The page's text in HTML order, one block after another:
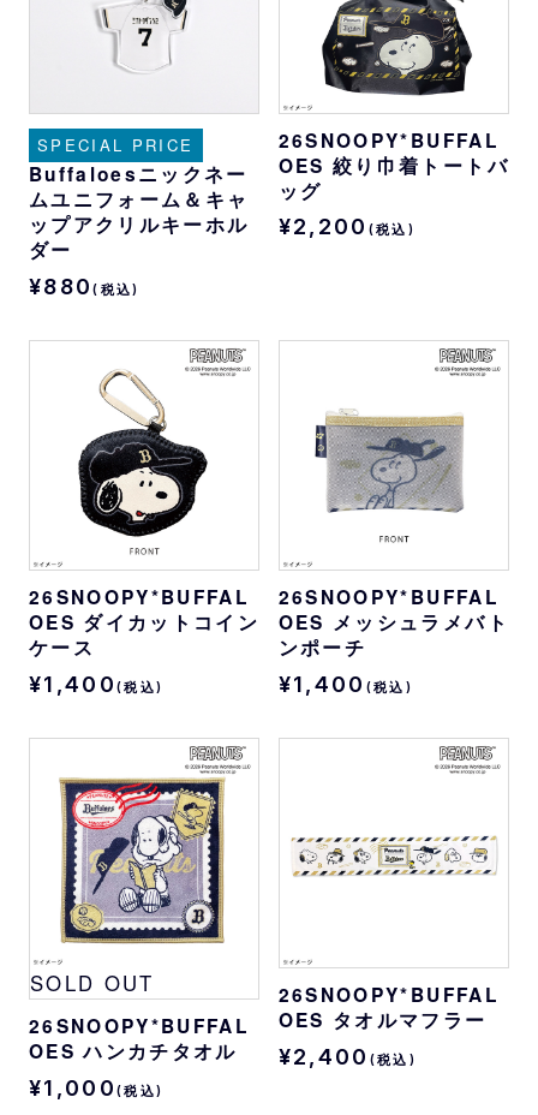
SPECIAL PRICE
Buffaloesニックネー
ムユニフォーム＆キャ
ップアクリルキーホル
ダー
¥880(税込)
26SNOOPY*BUFFAL
OES 絞り巾着トートバ
ッグ
¥2,200 (税込)
26SNOOPY*BUFFAL
OES ダイカットコイン
ケース
¥1,400 (税込)
26SNOOPY*BUFFAL
OES メッシュラメバト
ンポーチ
¥1,400 (税込)
SOLD OUT
26SNOOPY*BUFFAL
OES ハンカチタオル
¥1,000 (税込)
26SNOOPY*BUFFAL
OES タオルマフラー
¥2,400 (税込)